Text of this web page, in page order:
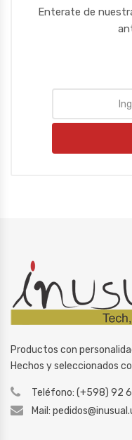
Enterate de
Productos con
Hechos y seleccionados
Teléfono: (+598) 92
Mail: